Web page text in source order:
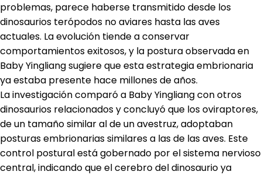
problemas, parece haberse transmitido desde los
dinosaurios terópodos no aviares hasta las aves
actuales. La evolución tiende a conservar
comportamientos exitosos, y la postura observada en
Baby Yingliang sugiere que esta estrategia embrionaria
ya estaba presente hace millones de años.
La investigación comparó a Baby Yingliang con otros
dinosaurios relacionados y concluyó que los oviraptores,
de un tamaño similar al de un avestruz, adoptaban
posturas embrionarias similares a las de las aves. Este
control postural está gobernado por el sistema nervioso
central, indicando que el cerebro del dinosaurio ya